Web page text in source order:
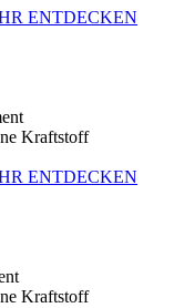
ENTDECKEN
Kraftstoff
ENTDECKEN
Kraftstoff